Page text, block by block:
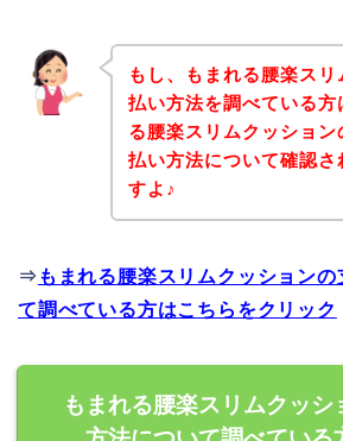
もし、もまれる腰楽ス
払い方法を調べている
る腰楽スリムクッショ
払い方法について確認
すよ♪
⇒ もまれる腰楽スリムクッション
て調べている方はこちらをクリック
もまれる腰楽スリムクッシ